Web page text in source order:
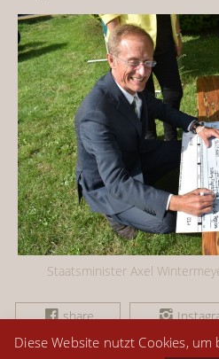
Staatsminister Axel
share
Diese Website nutzt Cookies,